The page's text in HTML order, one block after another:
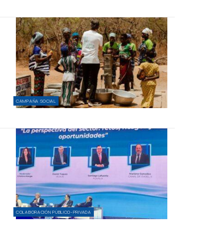
CAMPAÑA SOCIAL
COLABORACIÓN PÚBLICO-PRIVADA